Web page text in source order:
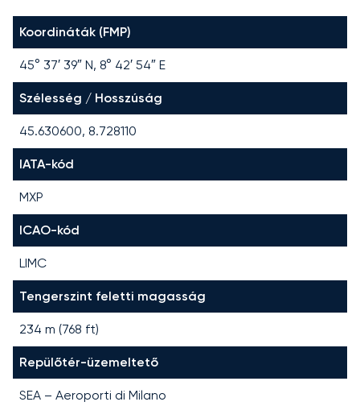
Koordináták (FMP)
45° 37′ 39″ N, 8° 42′ 54″ E
Szélesség / Hosszúság
45.630600, 8.728110
IATA-kód
MXP
ICAO-kód
LIMC
Tengerszint feletti magasság
234 m (768 ft)
Repülőtér-üzemeltető
SEA – Aeroporti di Milano